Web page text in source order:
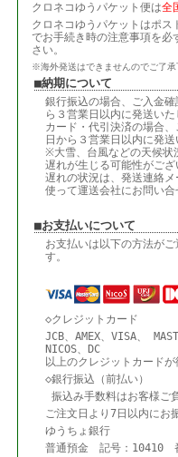
クロネコゆうパケット便は全
クロネコゆうパケットはポス
でお手続き時の注意事項を必
さい。
※海外発送はできませんのでご了承
■納期について
銀行振込の場合、ご入金
ら３営業日以内に発送いた
カード・代引決済の場合
日から３営業日以内に発送
※大雪、台風などの天候状
遅れが生じる可能性がござ
遅れの状況は、発送連絡
使って運送会社にお問い合
■お支払いについて
お支払いは以下の方法がご
す。
◇クレジットカード
JCB、AMEX、VISA、
NICOS、DC
以上のクレジットカードが
◇銀行振込（前払い）
振込み手数料はお客様ご
ご注文日より7日以内にお
ゆうちょ銀行
普通預金 記号：10410